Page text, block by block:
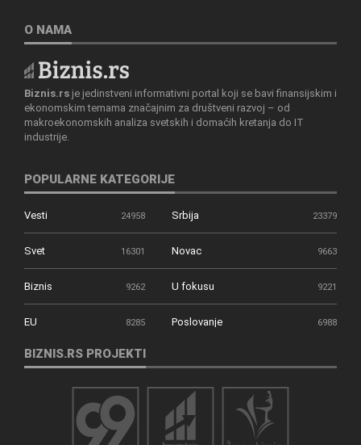
O NAMA
Biznis.rs je jedinstveni informativni portal koji se bavi finansijskim i
ekonomskim temama značajnim za društveni razvoj – od
makroekonomskih analiza svetskih i domaćih kretanja do IT
industrije.
POPULARNE KATEGORIJE
Vesti 24958 Srbija 23379
Svet 16301 Novac 9663
Biznis 9262 U fokusu 9221
EU 8285 Poslovanje 6988
BIZNIS.RS PROJEKTI